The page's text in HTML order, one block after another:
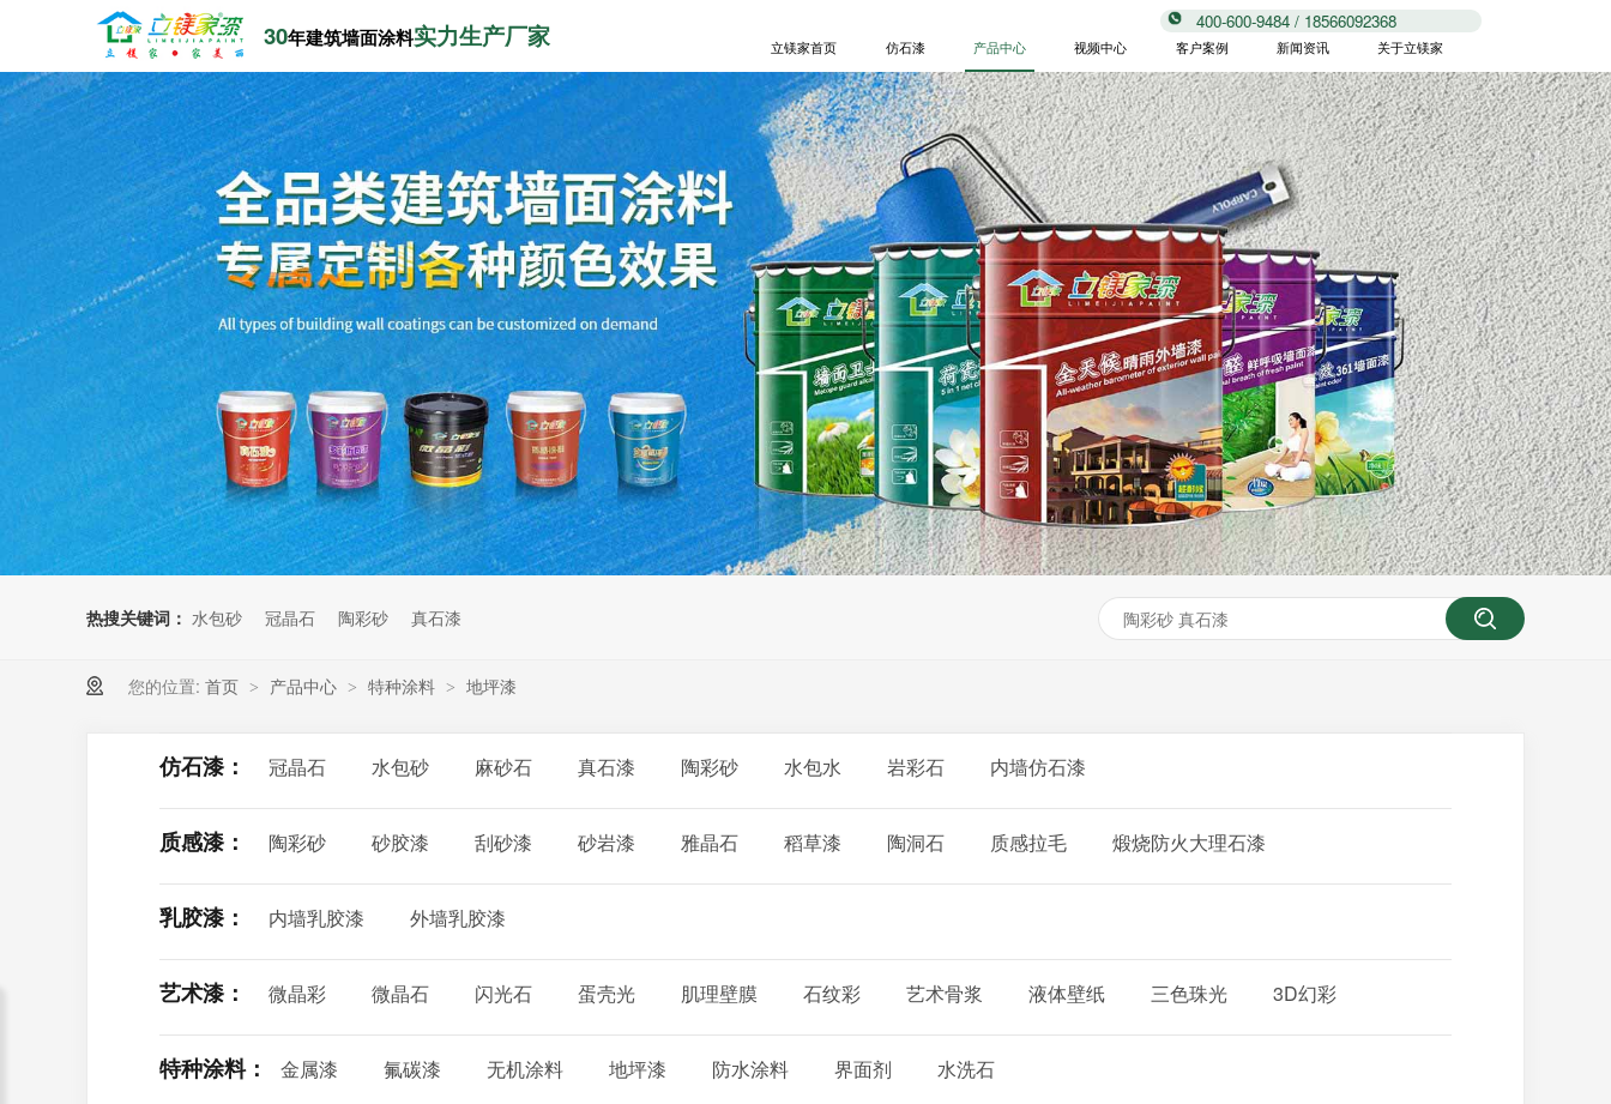
30年建筑墙面涂料实力生产厂家 400-600-9484 / 18566092368
立镁家首页 仿石漆 产品中心 视频中心 客户案例 新闻资讯 关于立镁家
热搜关键词： 水包砂 冠晶石 陶彩砂 真石漆
您的位置: 首页 > 产品中心 > 特种涂料 > 地坪漆
仿石漆： 冠晶石 水包砂 麻砂石 真石漆 陶彩砂 水包水 岩彩石 内墙仿石漆
质感漆： 陶彩砂 砂胶漆 刮砂漆 砂岩漆 雅晶石 稻草漆 陶洞石 质感拉毛 煅烧防火大理石漆
乳胶漆： 内墙乳胶漆 外墙乳胶漆
艺术漆： 微晶彩 微晶石 闪光石 蛋壳光 肌理壁膜 石纹彩 艺术骨浆 液体壁纸 三色珠光 3D幻彩
特种涂料： 金属漆 氟碳漆 无机涂料 地坪漆 防水涂料 界面剂 水洗石